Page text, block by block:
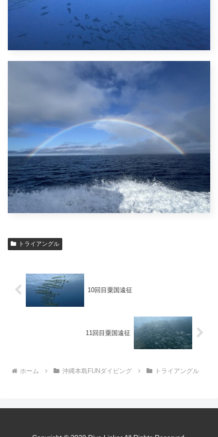
トライアングル
10回目粟国遠征
11回目粟国遠征
ホーム 沖縄本島FUNダイビング トライアングル